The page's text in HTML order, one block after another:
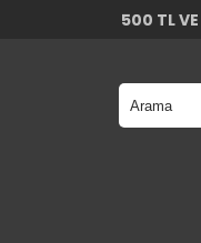
500 TL VE